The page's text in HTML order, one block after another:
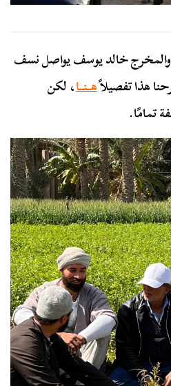
والمخرج خالد يوسف يواصل نسف
هذا تفصيلاًهــنــا، لكن
تمامًا.